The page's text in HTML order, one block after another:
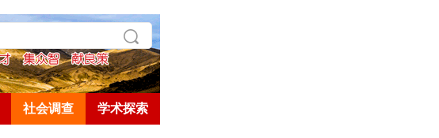
社会调查 学术探索